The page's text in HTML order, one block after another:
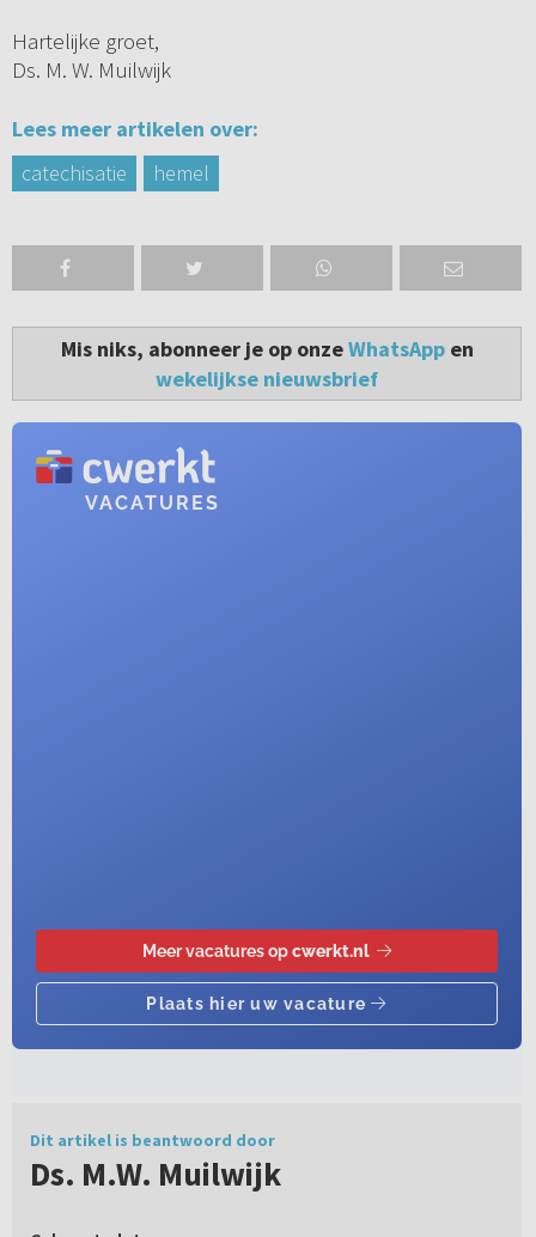
Hartelijke groet,
Ds. M. W. Muilwijk
Lees meer artikelen over:
catechisatie
hemel
Mis niks, abonneer je op onzeWhatsAppen
wekelijkse nieuwsbrief
Dit artikel is beantwoord door
Ds. M.W. Muilwijk